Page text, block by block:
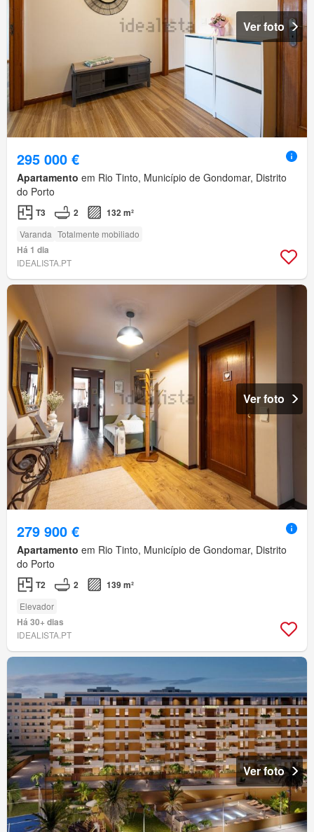
Ver foto
295 000 €
Apartamento em Rio Tinto, Município de Gondomar, Distrito
do Porto
T3 2 132 m²
Varanda Totalmente mobiliado
Há 1 dia
IDEALISTA.PT
Ver foto
279 900 €
Apartamento em Rio Tinto, Município de Gondomar, Distrito
do Porto
T2 2 139 m²
Elevador
Há 30+ dias
IDEALISTA.PT
Ver foto